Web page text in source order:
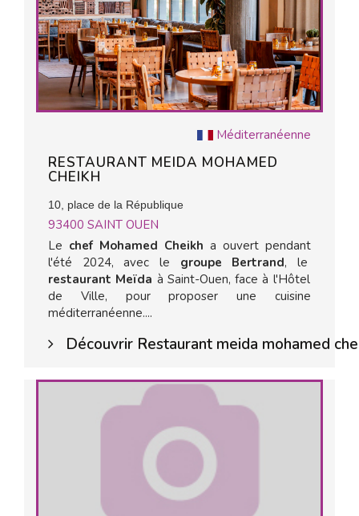
Méditerranéenne
RESTAURANT MEIDA MOHAMED
CHEIKH
10, place de la République
93400 SAINT OUEN
Le chef Mohamed Cheikh a ouvert pendant
l'été 2024, avec le groupe Bertrand, le
restaurant Meïda à Saint-Ouen, face à l'Hôtel
de Ville, pour proposer une cuisine
méditerranéenne....
Découvrir Restaurant meida mohamed